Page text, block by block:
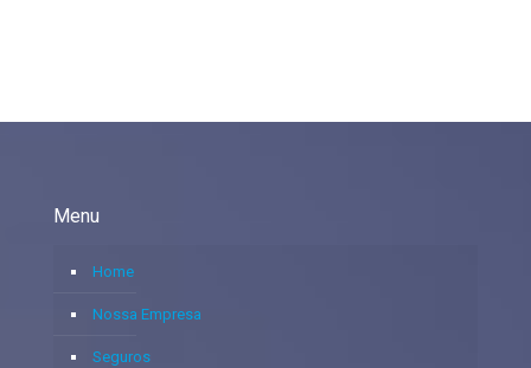
Menu
Home
Nossa Empresa
Seguros